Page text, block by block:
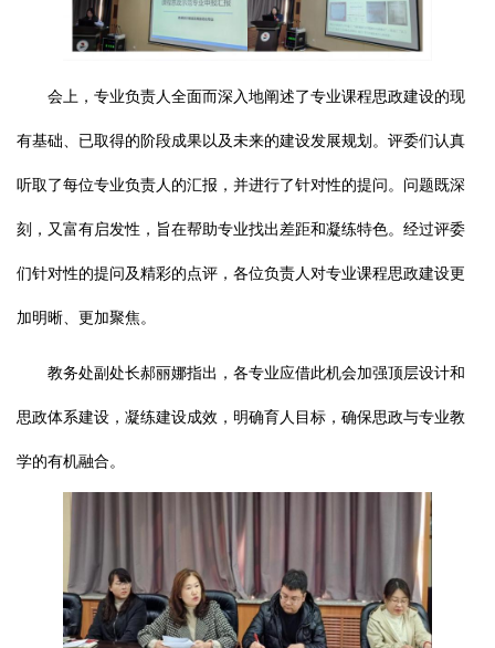
会上，专业负责人全面而深入地阐述了专业课程思政建设的现
有基础、已取得的阶段成果以及未来的建设发展规划。评委们认真
听取了每位专业负责人的汇报，并进行了针对性的提问。问题既深
刻，又富有启发性，旨在帮助专业找出差距和凝练特色。经过评委
们针对性的提问及精彩的点评，各位负责人对专业课程思政建设更
加明晰、更加聚焦。
教务处副处长郝丽娜指出，各专业应借此机会加强顶层设计和
思政体系建设，凝练建设成效，明确育人目标，确保思政与专业教
学的有机融合。